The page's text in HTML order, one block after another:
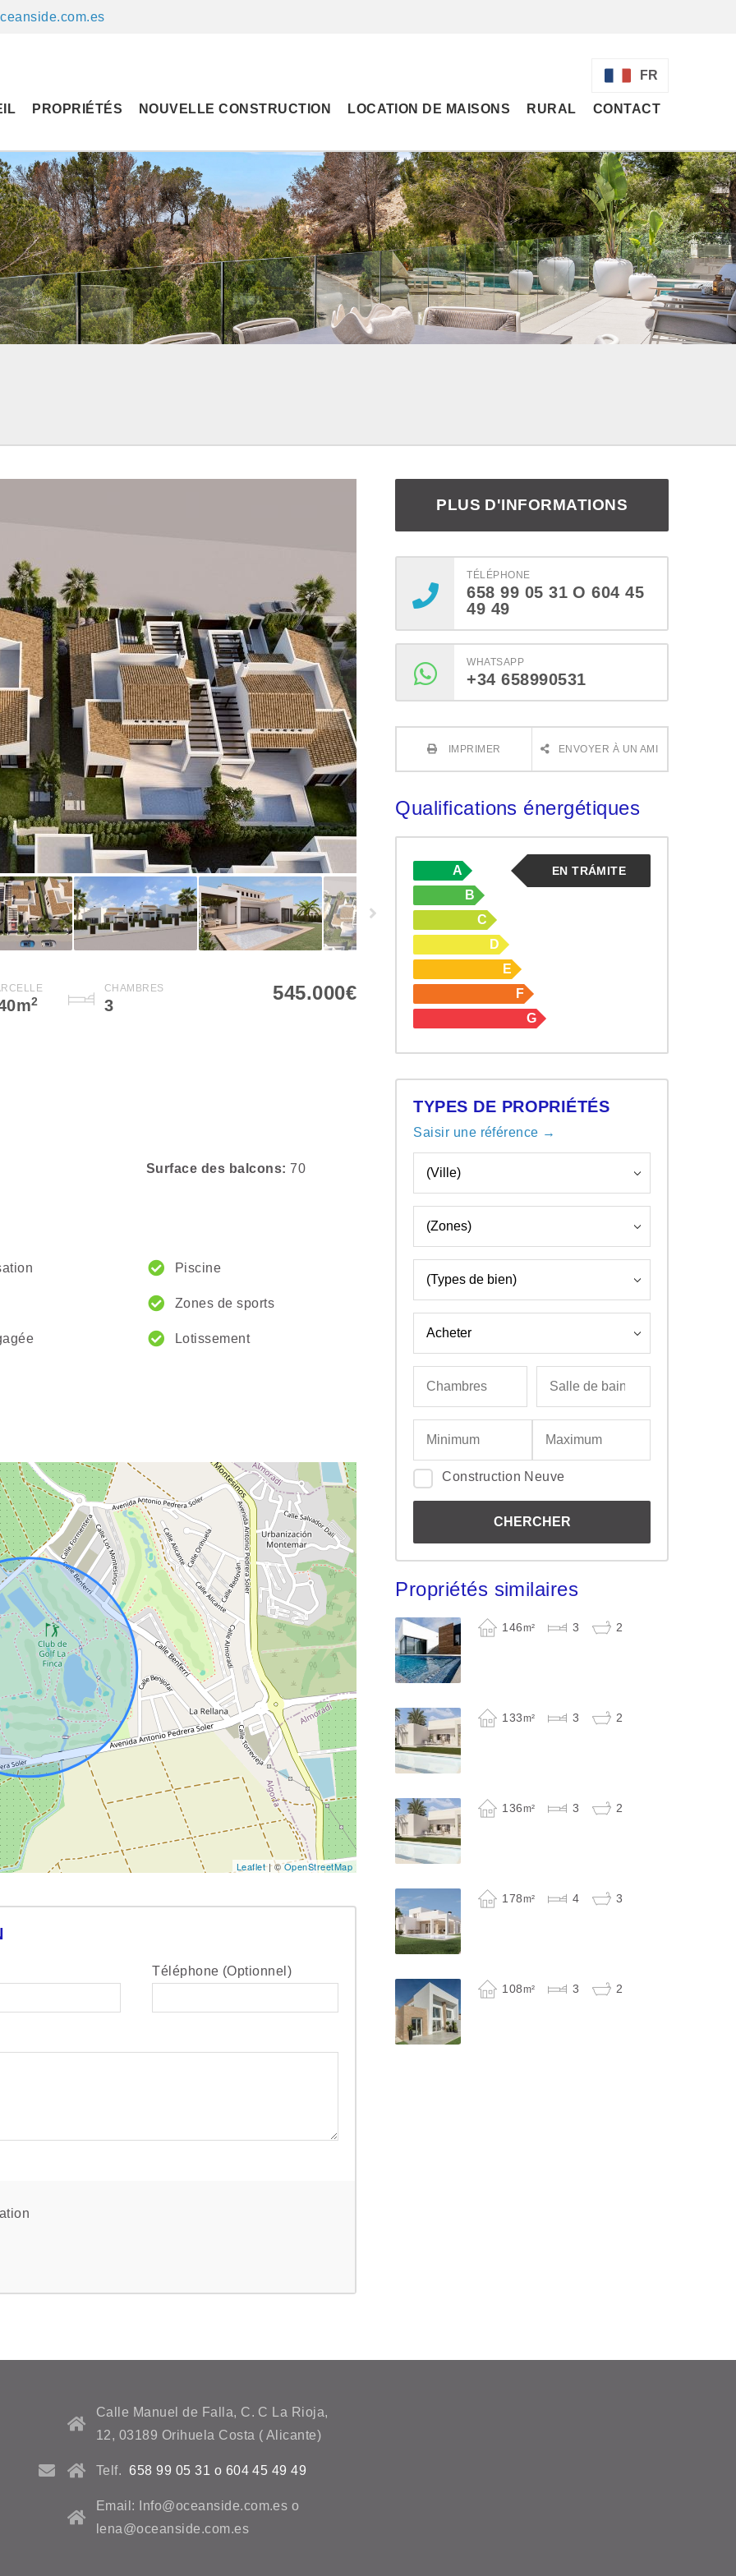
FR
PROPRIÉTÉS NOUVELLE CONSTRUCTION LOCATION DE MAISONS RURAL CONTACT
545.000€
m2
CHAMBRES
3
Surface des balcons 70
Piscine
Zones de sports
Lotissement
Leaflet| ©OpenStreetMap
Téléphone (Optionnel)
PLUS D'INFORMATIONS
TÉLÉPHONE
658 99 05 31 O 604 45
49 49
WHATSAPP
+34 658990531
IMPRIMER ENVOYER À UN AMI
Qualifications énergétiques
EN TRÁMITE
A
B
C
D
E
F
G
TYPES DE PROPRIÉTÉS
Saisir une référence →
Construction Neuve
Propriétés similaires
146m² 3 2
133m² 3 2
136m² 3 2
178m² 4 3
108m² 3 2
Calle Manuel de Falla, C. C La Rioja,
12, 03189 Orihuela Costa ( Alicante)
Telf. 658 99 05 31 o 604 45 49 49
Email: Info@oceanside.com.es o
lena@oceanside.com.es